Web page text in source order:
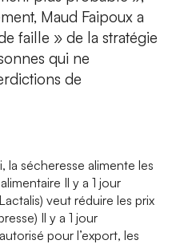
Maud Faipoux a
faille » de la stratégie
qui ne
de
la sécheresse alimente les
Il y a 1 jour
veut réduire les prix
Il y a 1 jour
pour l’export, les